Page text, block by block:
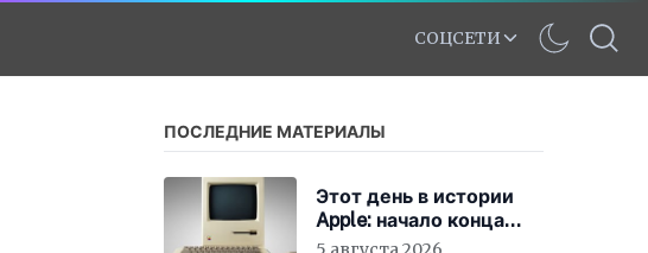
СОЦСЕТИ
ПОСЛЕДНИЕ МАТЕРИАЛЫ
Этот день в истории
Apple: начало конца
для клонов Mac